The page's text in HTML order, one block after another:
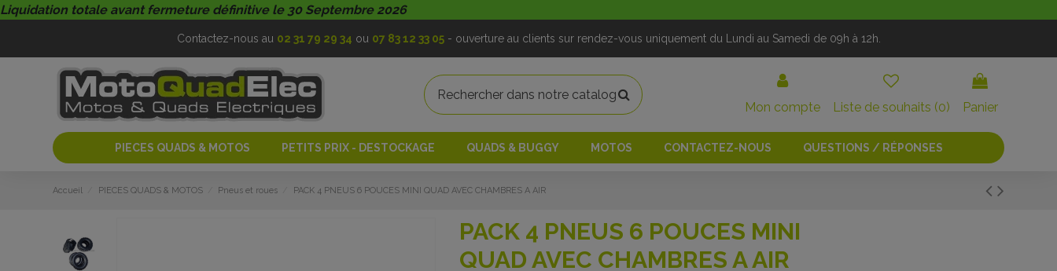
Liquidation totale avant fermeture définitive le 30 Septembre 2026
Contactez-nous au 02 31 79 29 34 ou 07 83 12 33 05- ouverture au clients sur rendez-vous uniquement du Lundi au Samedi de 09h à 12h.
Mon compte Liste de souhaits (0) Panier
PIECES QUADS & MOTOS PETITS PRIX - DESTOCKAGE QUADS & BUGGY MOTOS CONTACTEZ-NOUS QUESTIONS / RÉPONSES
Accueil PIECES QUADS & MOTOS Pneus et roues PACK 4 PNEUS 6 POUCES MINI QUAD AVEC CHAMBRES A AIR
PACK 4 PNEUS 6 POUCES MINI
QUAD AVEC CHAMBRES A AIR